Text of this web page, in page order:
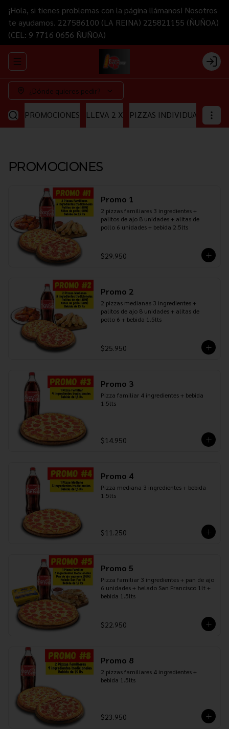
¡Hola, si tienes problemas con la página llámanos! Nosotros
te ayudamos. 227586100 (LA REINA) 225821155 (ÑUÑOA)
(CEL: 9 7716 0656 ÑUÑOA)
Abrir menu de navegación Login
¿Dónde quieres pedir?
PROMOCIONES LLEVA 2 X PIZZAS INDIVIDUALES
PROMOCIONES
Promo 1
2 pizzas familiares 3 ingredientes +
palitos de ajo 8 unidades + alitas de
pollo 6 unidades + bebida 2.5lts
$29.950
Promo 2
2 pizzas medianas 3 ingredientes +
palitos de ajo 8 unidades + alitas de
pollo 6 + bebida 1.5lts
$25.950
Promo 3
Pizza familiar 4 ingredientes + bebida
1.5lts
$14.950
Promo 4
Pizza mediana 3 ingredientes + bebida
1.5lts
$11.250
Promo 5
Pizza familiar 3 ingredientes + pan de ajo
6 unidades + helado San Francisco 1lt +
bebida 1.5lts
$22.950
Promo 8
2 pizzas familiares 4 ingredientes +
bebida 1.5lts
$23.950